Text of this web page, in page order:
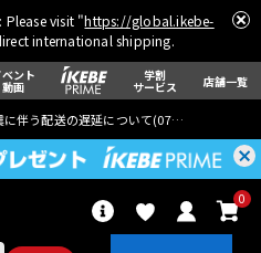
Please visit "https://global.ikebe-
international shipping.
ント
動画
学割
サービス 店舗一覧
に伴う配送の遅延について(07月29日
0